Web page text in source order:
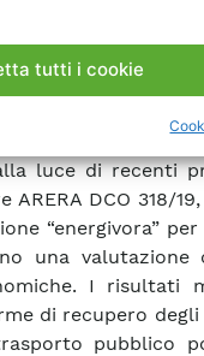
tutti i cookie
della
approfonditi
luce di recenti
ARERA DCO 318/
“energivora”
una
I risultati
di recupero
pubblico